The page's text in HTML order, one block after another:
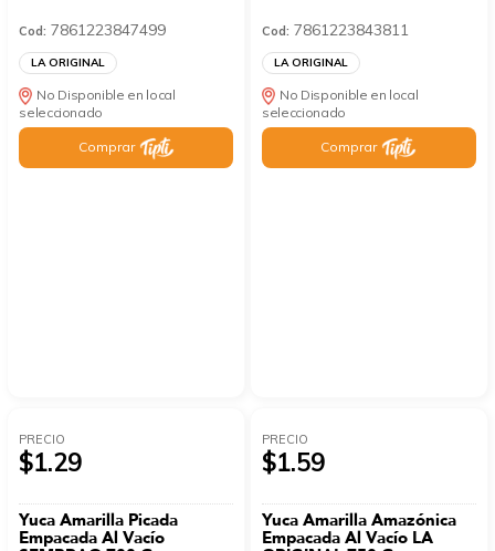
Cod: 7861223847499
LA ORIGINAL
No Disponible en local
seleccionado
Comprar
Cod: 7861223843811
LA ORIGINAL
No Disponible en local
seleccionado
Comprar
PRECIO
$1.29
Yuca Amarilla Picada
Empacada Al Vacío
PRECIO
$1.59
Yuca Amarilla Amazónica
Empacada Al Vacío LA